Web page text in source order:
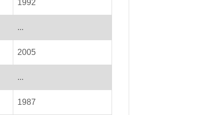
1992
...
2005
...
1987